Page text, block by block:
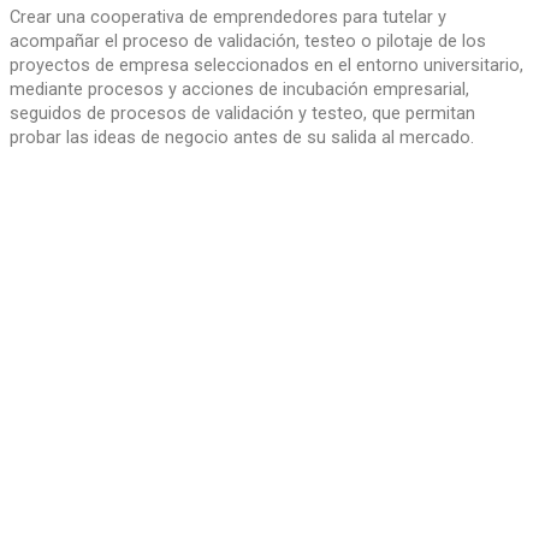
Crear una cooperativa de emprendedores para tutelar y
acompañar el proceso de validación, testeo o pilotaje de los
proyectos de empresa seleccionados en el entorno universitario,
mediante procesos y acciones de incubación empresarial,
seguidos de procesos de validación y testeo, que permitan
probar las ideas de negocio antes de su salida al mercado.